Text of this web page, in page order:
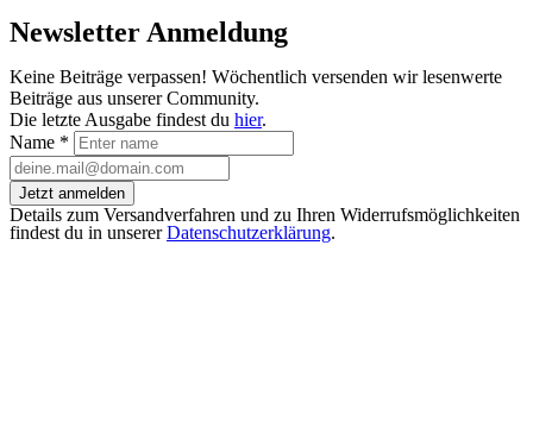
Newsletter Anmeldung
Keine Beiträge verpassen! Wöchentlich versenden wir lesenwerte
Beiträge aus unserer Community.
Die letzte Ausgabe findest du hier.
Name *
Jetzt anmelden
Details zum Versandverfahren und zu Ihren Widerrufsmöglichkeiten
findest du in unsererDatenschutzerklärung.